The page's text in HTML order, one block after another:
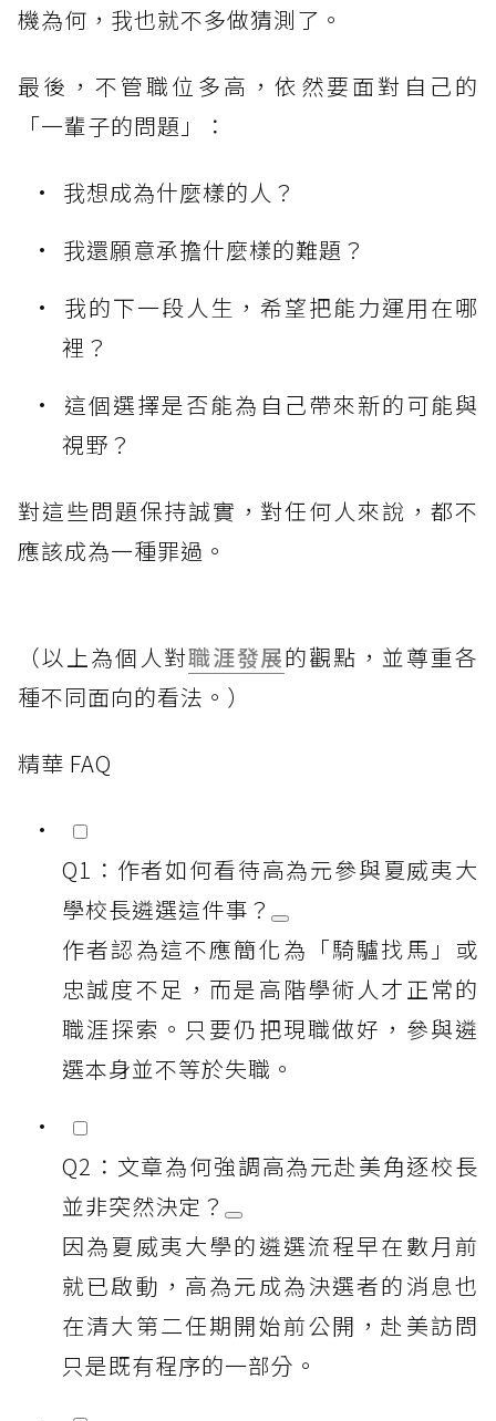
機為何，我也就不多做猜測了。
最後，不管職位多高，依然要面對自己的
「一輩子的問題」：
我想成為什麼樣的人？
我還願意承擔什麼樣的難題？
我的下一段人生，希望把能力運用在哪
裡？
這個選擇是否能為自己帶來新的可能與
視野？
對這些問題保持誠實，對任何人來說，都不
應該成為一種罪過。
（以上為個人對職涯發展的觀點，並尊重各
種不同面向的看法。）
精華 FAQ
Q1：作者如何看待高為元參與夏威夷大
學校長遴選這件事？
作者認為這不應簡化為「騎驢找馬」或
忠誠度不足，而是高階學術人才正常的
職涯探索。只要仍把現職做好，參與遴
選本身並不等於失職。
Q2：文章為何強調高為元赴美角逐校長
並非突然決定？
因為夏威夷大學的遴選流程早在數月前
就已啟動，高為元成為決選者的消息也
在清大第二任期開始前公開，赴美訪問
只是既有程序的一部分。